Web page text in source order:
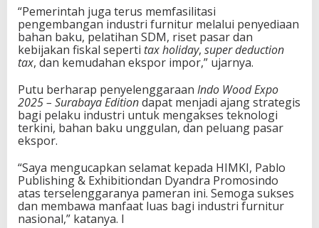
“Pemerintah juga terus memfasilitasi
pengembangan industri furnitur melalui penyediaan
bahan baku, pelatihan SDM, riset pasar dan
kebijakan fiskal seperti tax holiday, super deduction
tax, dan kemudahan ekspor impor,” ujarnya.
Putu berharap penyelenggaraan Indo Wood Expo
2025 – Surabaya Editiondapat menjadi ajang strategis
bagi pelaku industri untuk mengakses teknologi
terkini, bahan baku unggulan, dan peluang pasar
ekspor.
“Saya mengucapkan selamat kepada HIMKI, Pablo
Publishing & Exhibitiondan Dyandra Promosindo
atas terselenggaranya pameran ini. Semoga sukses
dan membawa manfaat luas bagi industri furnitur
nasional,” katanya. I